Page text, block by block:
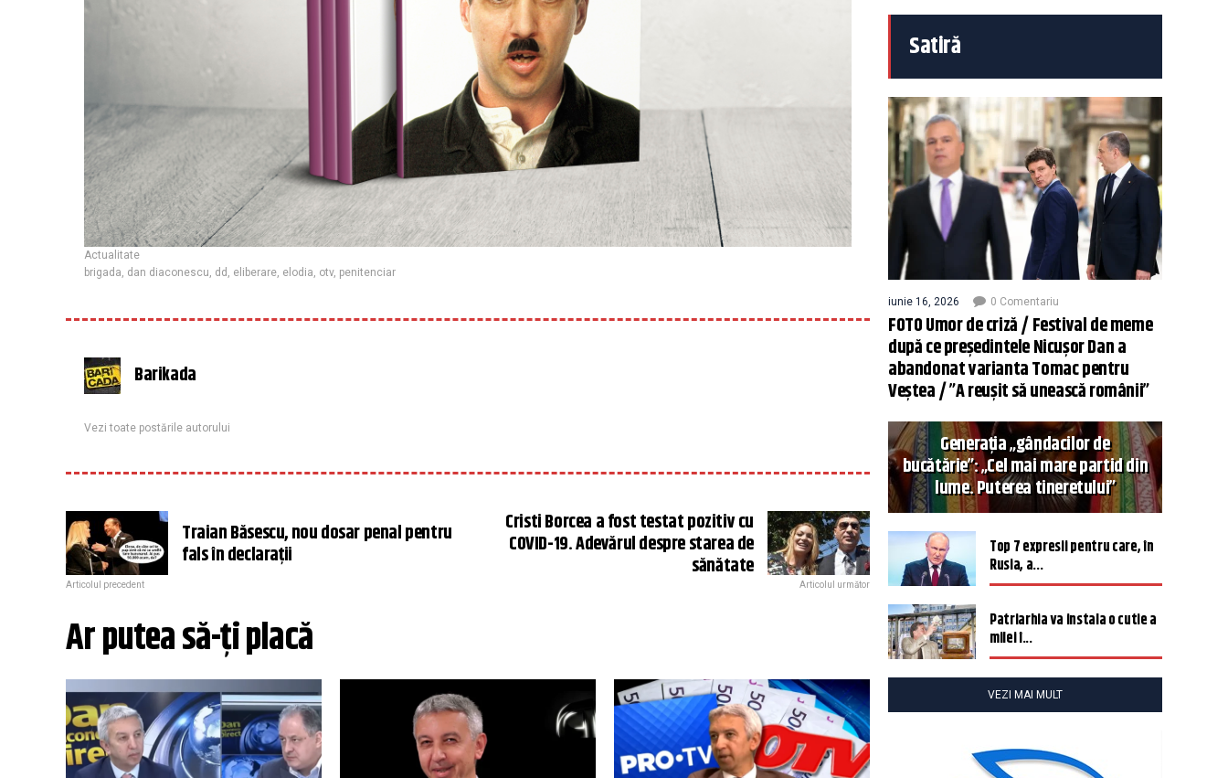
Actualitate
brigada dan diaconescu dd eliberare elodia otv, penitenciar
Barikada
Vezi toate postările autorului
Traian Băsescu, nou dosar penal pentru
fals în declarații
Articolul precedent
Cristi Borcea a fost testat pozitiv cu
COVID-19. Adevărul despre starea de
sănătate
Articolul următor
Ar putea să-ți placă
Satiră
iunie 16, 2026 0 Comentariu
FOTO Umor de criză / Festival de meme
după ce președintele Nicușor Dan a
abandonat varianta Tomac pentru
Veștea / ”A reușit să unească românii”
Generația „gândacilor de
bucătărie”: „Cel mai mare partid din
lume. Puterea tineretului”
Top 7 expresii pentru care, în
Rusia, a...
Patriarhia va instala o cutie a
milei î...
VEZI MAI MULT